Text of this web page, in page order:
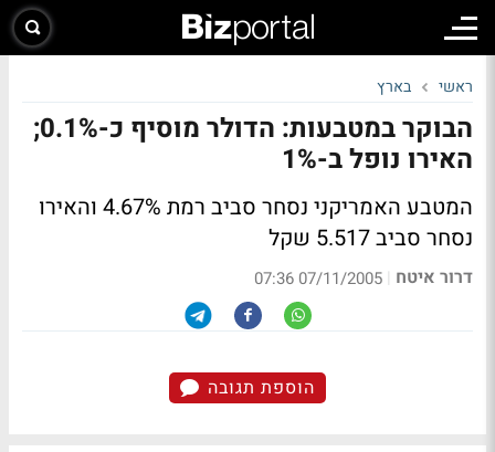
ראשי בארץ
הבוקר במטבעות: הדולר מוסיף כ-0.1%;
האירו נופל ב-1%
המטבע האמריקני נסחר סביב רמת 4.67% והאירו
נסחר סביב 5.517 שקל
דרור איטח |
07/11/2005 07:36
הוספת תגובה